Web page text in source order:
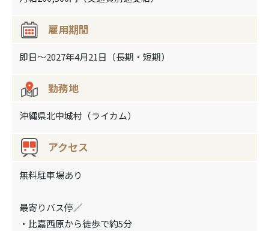
雇用期間
即日～2027年4月21日（長期・短期）
勤務地
沖縄県北中城村（ライカム）
アクセス
無料駐車場あり
最寄りバス停／
・比嘉西原から徒歩で約5分